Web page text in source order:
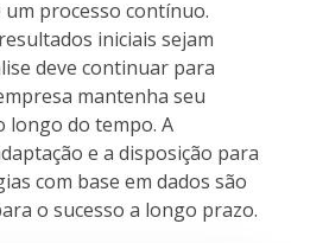
um processo contínuo.
iniciais sejam
deve continuar para
mantenha seu
longo do tempo. A
e a disposição para
com base em dados são
o sucesso a longo prazo.